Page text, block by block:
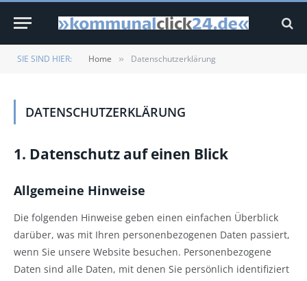
SIE SIND HIER: Home » Datenschutzerklärung
DATENSCHUTZERKLÄRUNG
1. Datenschutz auf einen Blick
Allgemeine Hinweise
Die folgenden Hinweise geben einen einfachen Überblick
darüber, was mit Ihren personenbezogenen Daten passiert,
wenn Sie unsere Website besuchen. Personenbezogene
Daten sind alle Daten, mit denen Sie persönlich identifiziert